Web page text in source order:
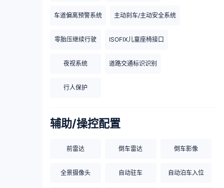
车道偏离预警系统 主动刹车/主动安全系统
零胎压继续行驶 ISOFIX儿童座椅接口
夜视系统 道路交通标识识别
行人保护
辅助/操控配置
前雷达 倒车雷达 倒车影像
全景摄像头 自动驻车 自动泊车入位